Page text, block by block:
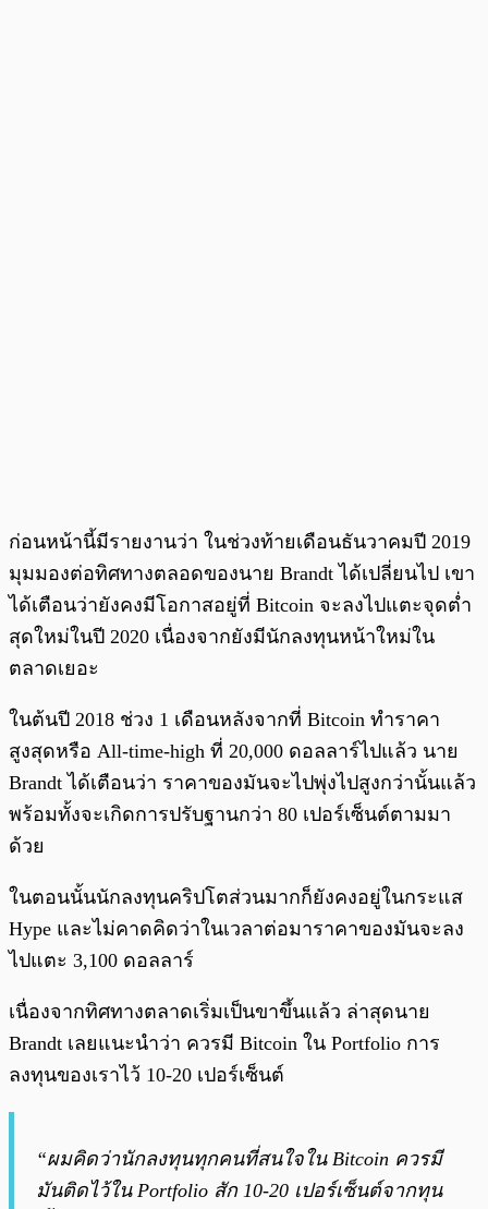
ก่อนหน้านี้มีรายงานว่า ในช่วงท้ายเดือนธันวาคมปี 2019
มุมมองต่อทิศทางตลอดของนาย Brandt ได้เปลี่ยนไป เขา
ได้เตือนว่ายังคงมีโอกาสอยู่ที่ Bitcoin จะลงไปแตะจุดต่ำ
สุดใหม่ในปี 2020 เนื่องจากยังมีนักลงทุนหน้าใหม่ใน
ตลาดเยอะ
ในต้นปี 2018 ช่วง 1 เดือนหลังจากที่ Bitcoin ทำราคา
สูงสุดหรือ All-time-high ที่ 20,000 ดอลลาร์ไปแล้ว นาย
Brandt ได้เตือนว่า ราคาของมันจะไปพุ่งไปสูงกว่านั้นแล้ว
พร้อมทั้งจะเกิดการปรับฐานกว่า 80 เปอร์เซ็นต์ตามมา
ด้วย
ในตอนนั้นนักลงทุนคริปโตส่วนมากก็ยังคงอยู่ในกระแส
Hype และไม่คาดคิดว่าในเวลาต่อมาราคาของมันจะลง
ไปแตะ 3,100 ดอลลาร์
เนื่องจากทิศทางตลาดเริ่มเป็นขาขึ้นแล้ว ล่าสุดนาย
Brandt เลยแนะนำว่า ควรมี Bitcoin ใน Portfolio การ
ลงทุนของเราไว้ 10-20 เปอร์เซ็นต์
“ผมคิดว่านักลงทุนทุกคนที่สนใจใน Bitcoin ควรมี
มันติดไว้ใน Portfolio สัก 10-20 เปอร์เซ็นต์จากทุน